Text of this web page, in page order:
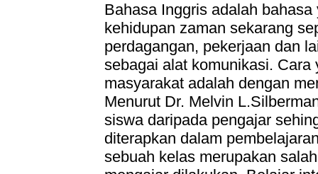
Bahasa Inggris adalah
kehidupan zaman sekarang
perdagangan, pekerjaan dan
sebagai alat komunikasi.
masyarakat adalah dengan
Menurut Dr. Melvin
siswa daripada pengajar
diterapkan dalam
sebuah kelas merupakan